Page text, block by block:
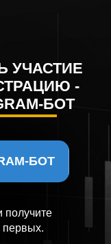
БОТ
УЧАСТИЕ
-
БОТ
получите
первых.